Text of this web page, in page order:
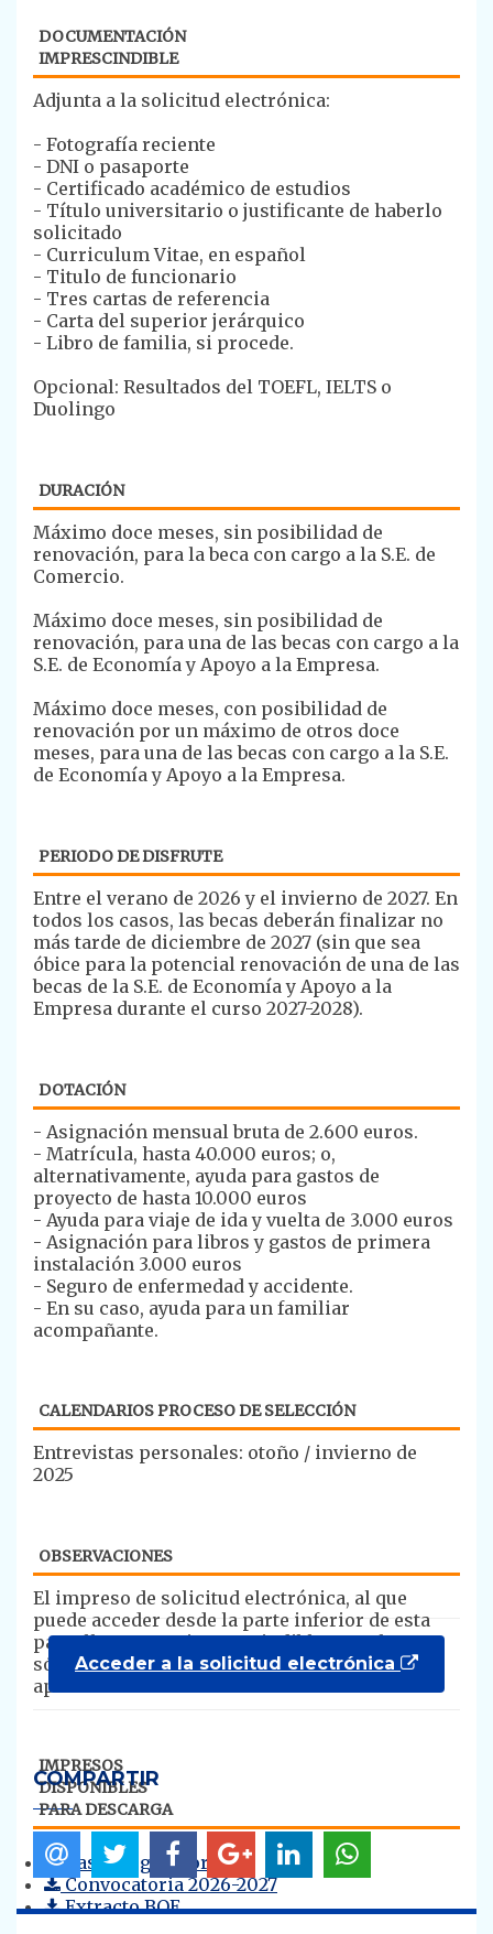
DOCUMENTACIÓN
IMPRESCINDIBLE
​Adjunta a la solicitud electrónica:
- Fotografía reciente
- DNI o pasaporte
- Certificado académico de estudios
- Título universitario o justificante de haberlo
solicitado
- Curriculum Vitae, en español
- Titulo de funcionario
- Tres cartas de referencia
- Carta del superior jerárquico
- Libro de familia, si procede.
Opcional: Resultados del TOEFL, IELTS o
Duolingo
DURACIÓN
​Máximo doce meses, sin posibilidad de
renovación, para la beca con cargo a la S.E. de
Comercio.
​Máximo doce meses, sin posibilidad de
renovación, para una de las becas con cargo a la
S.E. de Economía y Apoyo a la Empresa.
Máximo doce meses, con posibilidad de
renovación por un máximo de otros doce
meses, para una de las becas con cargo a la S.E.
de Economía y Apoyo a la Empresa.
PERIODO DE DISFRUTE
​​Entre el verano de 2026 y el invierno de 2027. En
todos los casos, las becas deberán finalizar no
más tarde de diciembre de 2027 (sin que sea
óbice para la potencial renovación de una de las
becas de la S.E. de Economía y Apoyo a la
Empresa durante el curso 2027-2028).
DOTACIÓN
​​- Asignación mensual bruta de 2.600 euros.
- Matrícula, hasta 40.000 euros; o,
alternativamente, ayuda para gastos de
proyecto de hasta 10.000 euros
- Ayuda para viaje de ida y vuelta de 3.000 euros
- Asignación para libros y gastos de primera
instalación 3.000 euros
- Seguro de enfermedad y accidente.
- En su caso, ayuda para un familiar
acompañante.
CALENDARIOS PROCESO DE SELECCIÓN
Entrevistas personales: otoño / invierno de
2025
OBSERVACIONES
​​El impreso de solicitud electrónica, al que
puede acceder desde la parte inferior de esta
pantalla y que es imprescindible completar,
sólo estará disponible durante el periodo de
apertura de la convocatoria.
IMPRESOS
DISPONIBLES
PARA DESCARGA
Bases reguladoras
Convocatoria 2026-2027
Extracto BOE
Acceder a la solicitud electrónica
COMPARTIR